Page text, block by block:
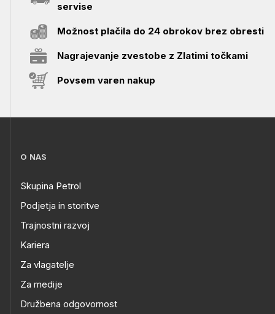
servise
Možnost plačila do 24 obrokov brez obresti
Nagrajevanje zvestobe z Zlatimi točkami
Povsem varen nakup
O NAS
Skupina Petrol
Podjetja in storitve
Trajnostni razvoj
Kariera
Za vlagatelje
Za medije
Družbena odgovornost